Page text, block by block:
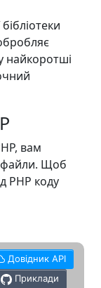
найкоротші
вам
файли. Щоб
PHP коду
Довідник API
Приклади